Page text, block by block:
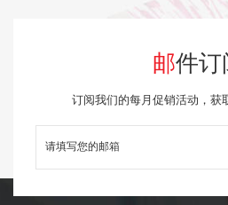
邮件
订阅我们的每月促销活动，获